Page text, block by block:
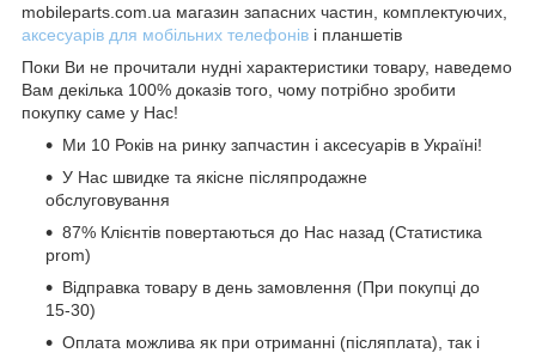
mobileparts.com.ua магазин запасних частин, комплектуючих,
аксесуарів для мобільних телефонів і планшетів
Поки Ви не прочитали нудні характеристики товару, наведемо
Вам декілька 100% доказів того, чому потрібно зробити
покупку саме у Нас!
Ми 10 Років на ринку запчастин і аксесуарів в Україні!
У Нас швидке та якісне післяпродажне
обслуговування
87% Клієнтів повертаються до Нас назад (Статистика
prom)
Відправка товару в день замовлення (При покупці до
15-30)
Оплата можлива як при отриманні (післяплата), так і